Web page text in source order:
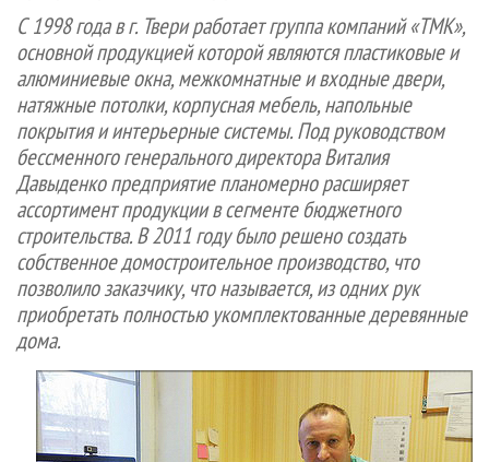
СУШКА ДРЕВЕСИНЫ
ПРОИЗВОДСТВО ДРЕВЕСНЫХ ПЛИТ
ДЕРЕВЯННОЕ ДОМОСТРОЕНИЕ
ПРОИЗВОДСТВО МЕБЕЛИ
БИОЭНЕРГЕТИКА
ЦБП
ИНСТРУМЕНТ И МАТЕРИАЛЫ
ПЕРСОНЫ
МОБИЛЬНЫЕ ВЫСТАВКИ
ОФИЦИАЛЬНЫЕ ДЕЛЕГАЦИИ
ПРИОРИТЕТНЫЕ ИНВЕСТПРОЕКТЫ
RUSSIAN FORESTRY REVIEW
ГАЗЕТА ЛЕСПРОМФОРУМ
БИБЛИОТЕКА СПЕЦИАЛИСТА
КОНТАКТЫ
РЕКЛАМА
РЕКЛАМА НА САЙТЕ
С 1998 года в г. Твери работает группа компаний «ТМК»,
основной продукцией которой являются пластиковые и
алюминиевые окна, межкомнатные и входные двери,
натяжные потолки, корпусная мебель, напольные
покрытия и интерьерные системы. Под руководством
бессменного генерального директора Виталия
Давыденко предприятие планомерно расширяет
ассортимент продукции в сегменте бюджетного
строительства. В 2011 году было решено создать
собственное домостроительное производство, что
позволило заказчику, что называется, из одних рук
приобретать полностью укомплектованные деревянные
дома.